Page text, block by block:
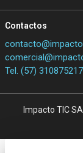
Contactos
Tel. (57)
Impacto TIC